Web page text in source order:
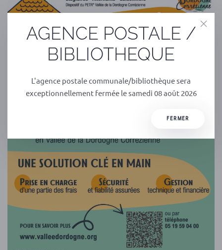
AGENCE POSTALE /
BIBLIOTHEQUE
L'agence postale communale/bibliothèque sera
exceptionnellement fermée le samedi 08 août 2026
FERMER